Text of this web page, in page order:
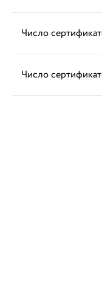
Число
Число